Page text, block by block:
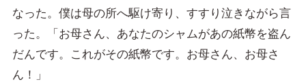
なった。僕は母の所へ駆け寄り、すすり泣きながら言
った。「お母さん、あなたのシャムがあの紙幣を盗ん
だんです。これがその紙幣です。お母さん、お母さ
ん！」